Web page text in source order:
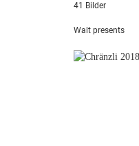
41 Bilder
Walt presents